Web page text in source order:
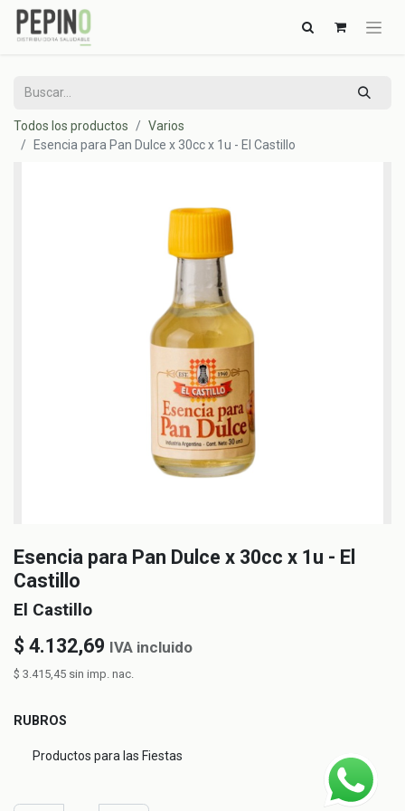
Todos los productos
Varios
Esencia para Pan Dulce x 30cc x 1u - El Castillo
Esencia para Pan Dulce x 30cc x 1u - El
Castillo
El Castillo
$ 4.132,69 IVA incluido
$ 3.415,45 sin imp. nac.
RUBROS
Productos para las Fiestas